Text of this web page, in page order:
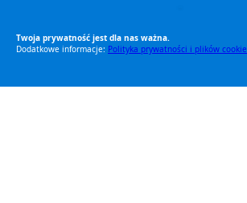
Twoja prywatność jest dla nas ważna.
Dodatkowe informacje: Polityka prywatności i plików cookie